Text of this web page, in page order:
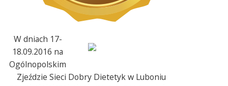
W dniach 17-
18.09.2016 na
Ogólnopolskim
Zjeździe Sieci Dobry Dietetyk w Luboniu